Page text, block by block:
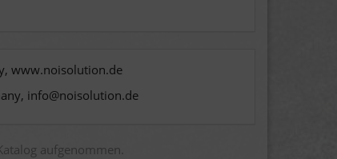
www.noisolution.de
info@noisolution.de
aufgenommen.